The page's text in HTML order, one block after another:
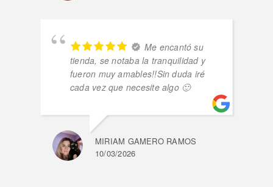
Me encantó su
tienda, se notaba la tranquilidad y
fueron muy amables!!Sin duda iré
cada vez que necesite algo 🙂
MIRIAM GAMERO RAMOS
10/03/2026